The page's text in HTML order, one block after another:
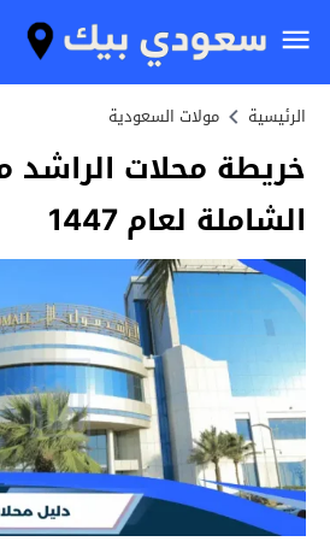
الرئيسية مولات السعودية
خريطة محلات الراشد
الشاملة لعام 1447